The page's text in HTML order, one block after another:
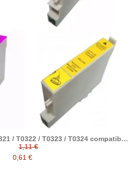
/ T0322 / T0323 / T0324 compatible
con Epson
1,11 €
0,61 €